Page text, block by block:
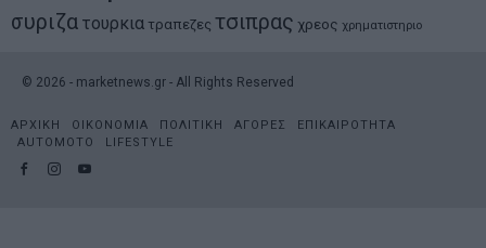
συριζα τουρκια τραπεζες τσιπρας χρεος χρηματιστηριο
© 2026 - marketnews.gr - All Rights Reserved
ΑΡΧΙΚΗ ΟΙΚΟΝΟΜΙΑ ΠΟΛΙΤΙΚΗ ΑΓΟΡΕΣ
ΕΠΙΚΑΙΡΟΤΗΤΑ
AUTOMOTO
LIFESTYLE